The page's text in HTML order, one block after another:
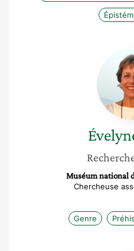
Muséum national
Chercheuse
Genre